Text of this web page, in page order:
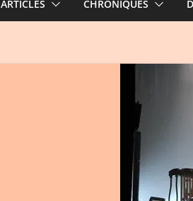
ARTICLES CHRONIQUES